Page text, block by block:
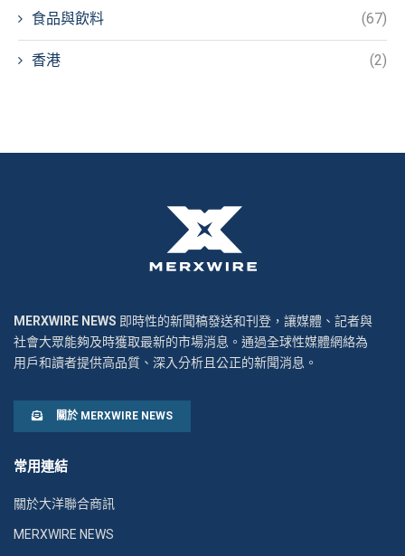
食品與飲料 (67)
香港 (2)
MERXWIRE NEWS 即時性的新聞稿發送和刊登，讓媒體、記者與
社會大眾能夠及時獲取最新的市場消息。通過全球性媒體網絡為
用戶和讀者提供高品質、深入分析且公正的新聞消息。
關於 MERXWIRE NEWS
常用連結
關於大洋聯合商訊
MERXWIRE NEWS